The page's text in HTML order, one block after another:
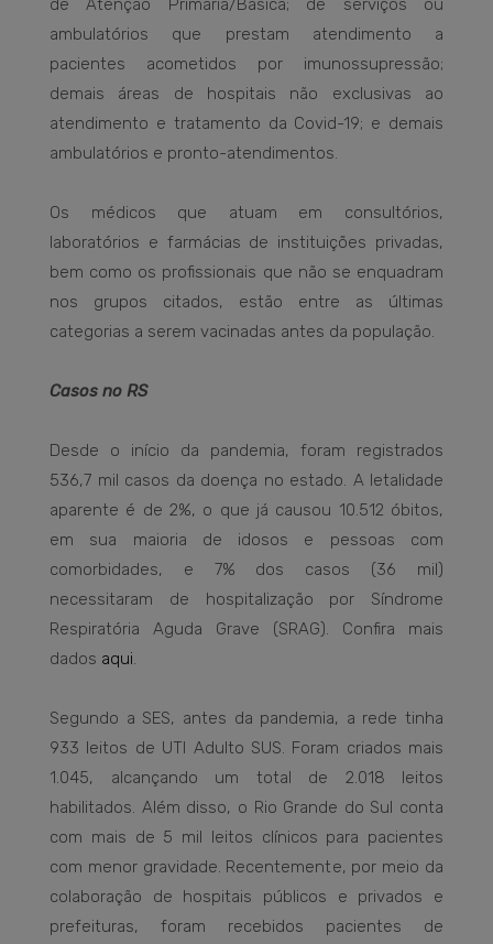
de Atenção Primária/Básica; de serviços ou
ambulatórios que prestam atendimento a
pacientes acometidos por imunossupressão;
demais áreas de hospitais não exclusivas ao
atendimento e tratamento da Covid-19; e demais
ambulatórios e pronto-atendimentos.
Os médicos que atuam em consultórios,
laboratórios e farmácias de instituições privadas,
bem como os profissionais que não se enquadram
nos grupos citados, estão entre as últimas
categorias a serem vacinadas antes da população.
Casos no RS
Desde o início da pandemia, foram registrados
536,7 mil casos da doença no estado. A letalidade
aparente é de 2%, o que já causou 10.512 óbitos,
em sua maioria de idosos e pessoas com
comorbidades, e 7% dos casos (36 mil)
necessitaram de hospitalização por Síndrome
Respiratória Aguda Grave (SRAG). Confira mais
dados aqui.
Segundo a SES, antes da pandemia, a rede tinha
933 leitos de UTI Adulto SUS. Foram criados mais
1.045, alcançando um total de 2.018 leitos
habilitados. Além disso, o Rio Grande do Sul conta
com mais de 5 mil leitos clínicos para pacientes
com menor gravidade. Recentemente, por meio da
colaboração de hospitais públicos e privados e
prefeituras, foram recebidos pacientes de